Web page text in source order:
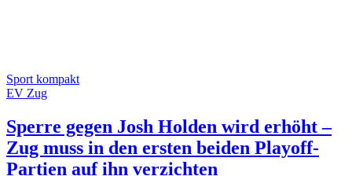
Sport kompakt
EV Zug
Sperre gegen Josh Holden wird erhöht –
Zug muss in den ersten beiden Playoff-
Partien auf ihn verzichten